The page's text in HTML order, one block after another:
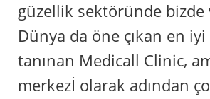
güzellik sektöründe bizde
Dünya da öne çıkan en
tanınan Medicall Clinic,
merkezİ olarak adından